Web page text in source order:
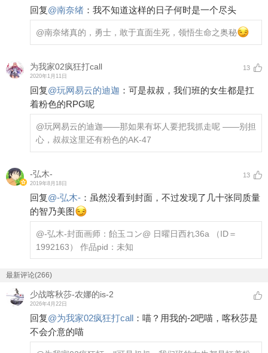
回复@南奈绪 ： 我不知道这样的日子何时是一个尽头
@南奈绪真的，勇士，敢于直面生死，领悟生命之奥秘
为我家02疯狂打call
2020年1月11日
13
回复@玩网易云的迪迦 ： 可是叔叔，我们班的女生都是扛
着粉色的RPG呢
@玩网易云的迪迦——那如果有坏人要把我抓走呢 ——别担
心，叔叔这里还有粉色的AK-47
-弘木-
2019年8月18日
13
回复@-弘木- ： 虽然没看到封面，不过发现了几十张同质量
的智乃美图
@-弘木-封面画师：飴玉コン@ 日曜日西れ36a （ID＝
1992163） 作品pid：未知
最新评论(266)
少战喀秋莎-农娜的is-2
2026年4月22日
回复@为我家02疯狂打call ： 喵？用我的-2吧喵，喀秋莎是
不会介意的喵